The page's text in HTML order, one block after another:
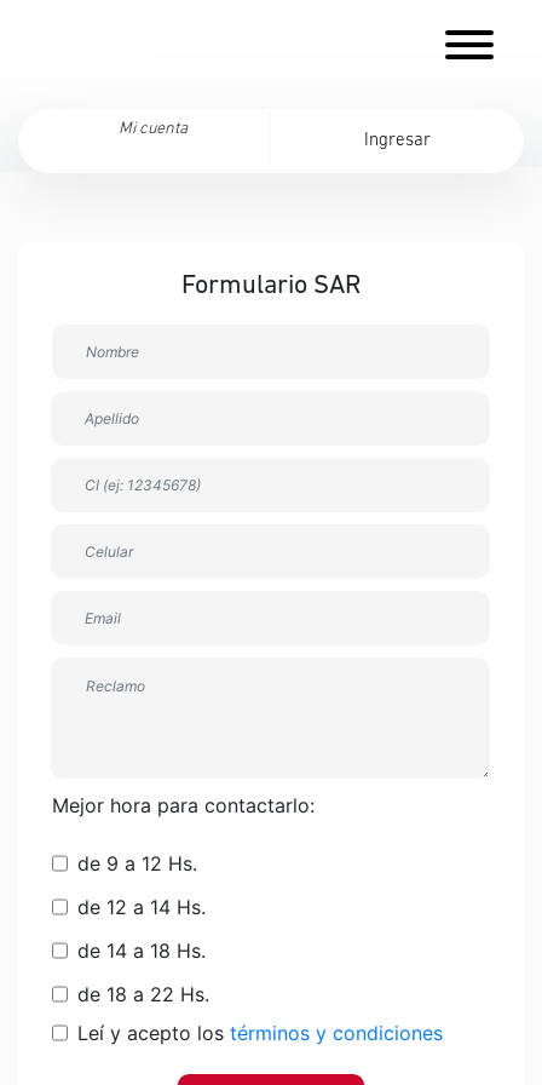
Mi cuenta
Ingresar
Formulario SAR
Mejor hora para contactarlo:
de 9 a 12 Hs.
de 12 a 14 Hs.
de 14 a 18 Hs.
de 18 a 22 Hs.
Leí y acepto los términos y condiciones